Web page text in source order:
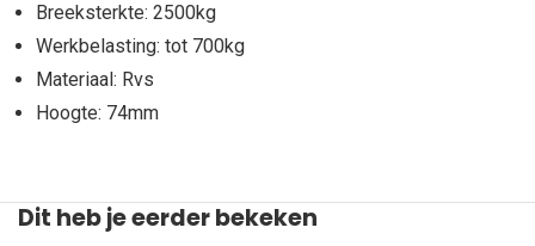
Breeksterkte: 2500kg
Werkbelasting: tot 700kg
Materiaal: Rvs
Hoogte: 74mm
Dit heb je eerder bekeken